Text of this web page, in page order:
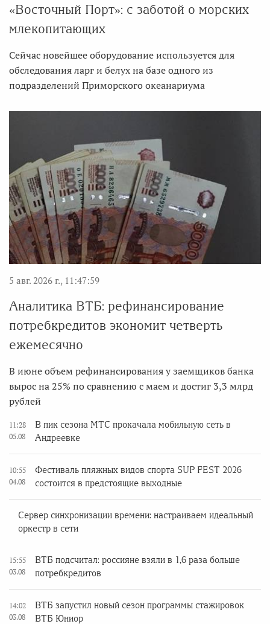
«Восточный Порт»: с заботой о морских
млекопитающих
Сейчас новейшее оборудование используется для
обследования ларг и белух на базе одного из
подразделений Приморского океанариума
5 авг. 2026 г., 11:47:59
Аналитика ВТБ: рефинансирование
потребкредитов экономит четверть
ежемесячно
В июне объем рефинансирования у заемщиков банка
вырос на 25% по сравнению с маем и достиг 3,3 млрд
рублей
11:28
05.08
В пик сезона МТС прокачала мобильную сеть в
Андреевке
10:55
04.08
Фестиваль пляжных видов спорта SUP FEST 2026
состоится в предстоящие выходные
Сервер синхронизации времени: настраиваем идеальный
оркестр в сети
15:55
03.08
ВТБ подсчитал: россияне взяли в 1,6 раза больше
потребкредитов
14:02
03.08
ВТБ запустил новый сезон программы стажировок
ВТБ Юниор